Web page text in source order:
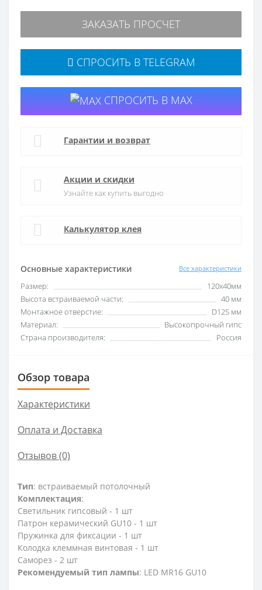
Основные характеристики Все характеристики
Размер:
120x40мм
Высота встраиваемой части:
40 мм
Монтажное отверстие:
D125 мм
Материал:
Высокопрочный гипс
Страна производителя:
Россия
ЗАКАЗАТЬ ПРОСЧЕТ
СПРОСИТЬ В TELEGRAM
СПРОСИТЬ В MAX
Гарантии и возврат
Акции и скидки
Узнайте как купить выгодно
Калькулятор клея
Обзор товара
Характеристики
Оплата и Доставка
Отзывов (0)
Тип: встраиваемый потолочный
Комплектация:
Светильник гипсовый - 1 шт
Патрон керамический GU10 - 1 шт
Пружинка для фиксации - 1 шт
Колодка клеммная винтовая - 1 шт
Саморез - 2 шт
Рекомендуемый тип лампы: LED MR16 GU10